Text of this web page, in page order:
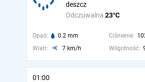
Odczuwalna 23°C
deszcz
Opad: 0.2 mm Ciśnienie:
Wiatr:
7 km/h Wilgotność:
01:00